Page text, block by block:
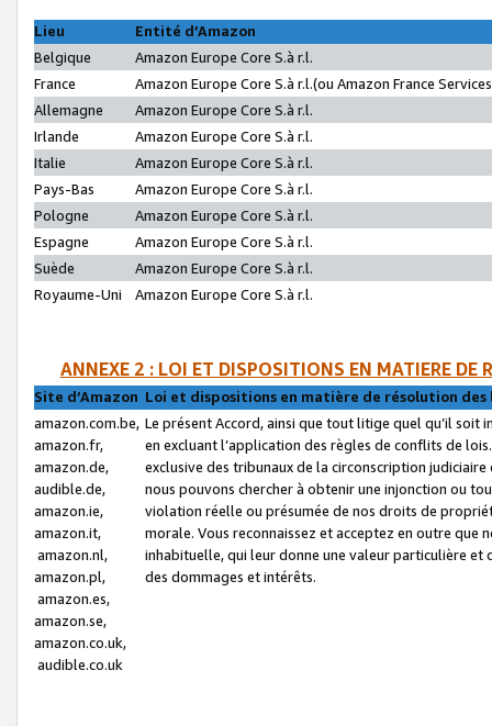
Lieu
Entité d’Amazon
Belgique
Amazon Europe Core S.à r.l.
France
Amazon Europe Core S.à r.l.(ou Amazon France
Allemagne
Amazon Europe Core S.à r.l.
Irlande
Amazon Europe Core S.à r.l.
Italie
Amazon Europe Core S.à r.l.
Pays-Bas
Amazon Europe Core S.à r.l.
Pologne
Amazon Europe Core S.à r.l.
Espagne
Amazon Europe Core S.à r.l.
Suède
Amazon Europe Core S.à r.l.
Royaume-Uni
Amazon Europe Core S.à r.l.
ANNEXE 2 : LOI ET DISPOSITIONS EN MATIERE DE
Site d’Amazon Loi et dispositions en matière de résolution
amazon.com.be,
amazon.fr,
amazon.de,
audible.de,
amazon.ie,
amazon.it,
amazon.nl,
amazon.pl,
amazon.es,
amazon.se,
amazon.co.uk,
audible.co.uk
Le présent Accord, ainsi que tout litige quel qu’il soit
en excluant l’application des règles de conflits de
exclusive des tribunaux de la circonscription
nous pouvons chercher à obtenir une injonction ou
violation réelle ou présumée de nos droits de
morale. Vous reconnaissez et acceptez en outre que
inhabituelle, qui leur donne une valeur particulière
des dommages et intérêts.